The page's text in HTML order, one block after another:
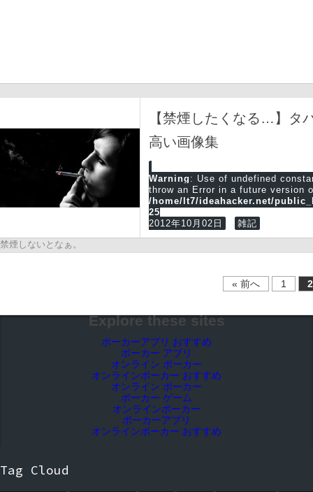
【禁煙したくなる…】タ
高い画像集
Warning : Use of undefined
throw an Error in a future version
/home/lt7/ideahacker.net/
25
2012年10月02日
雑記
禁煙しないとなぁ。
« 前へ 1 2
Explore these sites
ポーカーアプリ おすすめ
ポーカー アプリ
オンライン ポーカー
オンラインポーカー おすすめ
オンライン ポーカー
ポーカー ゲーム
オンラインポーカー
ポーカーアプリ
オンラインポーカー おすすめ
Tag Cloud